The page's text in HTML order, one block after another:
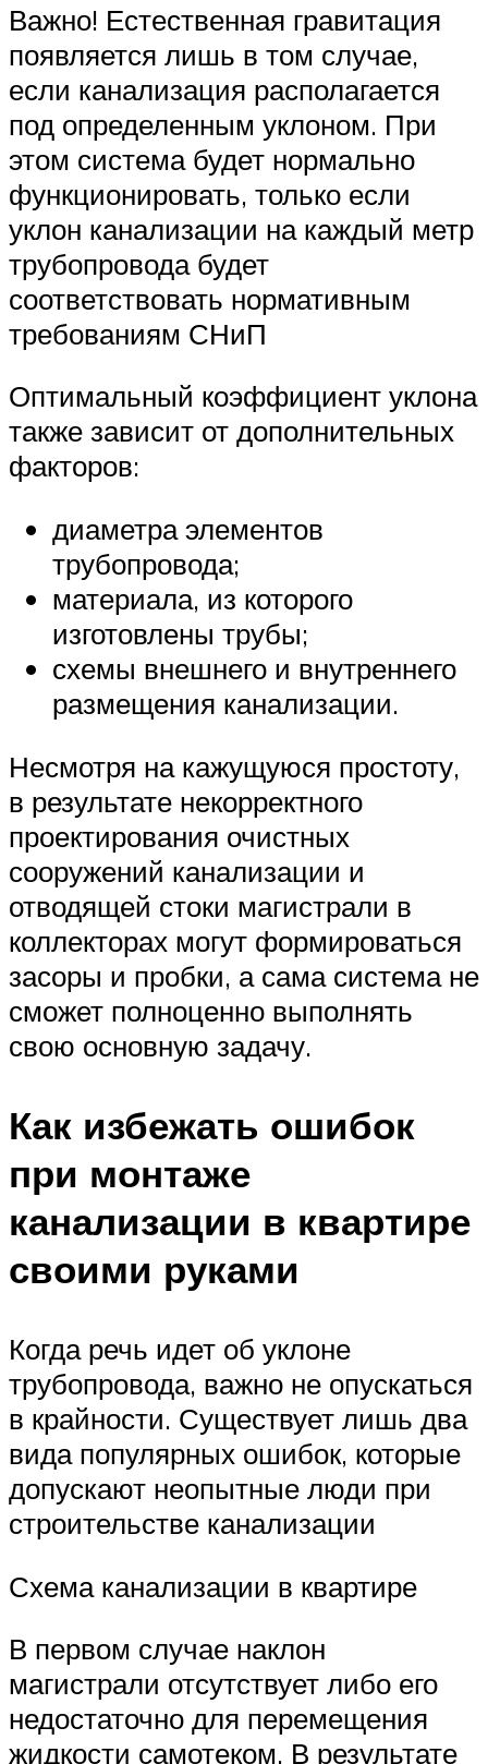
Важно! Естественная гравитация
появляется лишь в том случае,
если канализация располагается
под определенным уклоном. При
этом система будет нормально
функционировать, только если
уклон канализации на каждый метр
трубопровода будет
соответствовать нормативным
требованиям СНиП
Оптимальный коэффициент уклона
также зависит от дополнительных
факторов:
диаметра элементов
трубопровода;
материала, из которого
изготовлены трубы;
схемы внешнего и внутреннего
размещения канализации.
Несмотря на кажущуюся простоту,
в результате некорректного
проектирования очистных
сооружений канализации и
отводящей стоки магистрали в
коллекторах могут формироваться
засоры и пробки, а сама система не
сможет полноценно выполнять
свою основную задачу.
Как избежать ошибок
при монтаже
канализации в квартире
своими руками
Когда речь идет об уклоне
трубопровода, важно не опускаться
в крайности. Существует лишь два
вида популярных ошибок, которые
допускают неопытные люди при
строительстве канализации
Схема канализации в квартире
В первом случае наклон
магистрали отсутствует либо его
недостаточно для перемещения
жидкости самотеком. В результате